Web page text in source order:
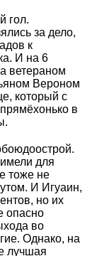
гол.
за дело,
к
И на 6
ветераном
Вероном
который с
в
для
тоже не
И Игуаин,
но их
опасно
во
Однако, на
лучшая